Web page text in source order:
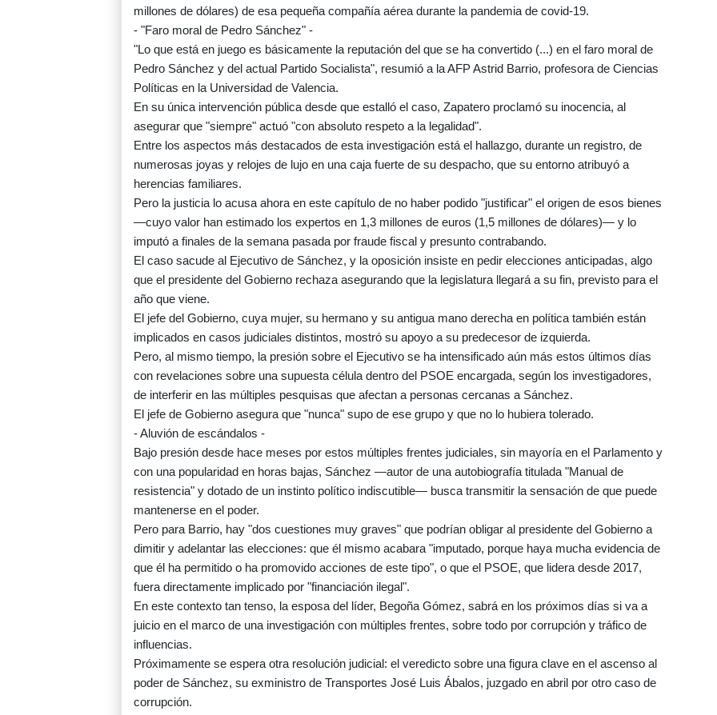
millones de dólares) de esa pequeña compañía aérea durante la pandemia de covid-19.
- "Faro moral de Pedro Sánchez" -
"Lo que está en juego es básicamente la reputación del que se ha convertido (...) en el faro moral de
Pedro Sánchez y del actual Partido Socialista", resumió a la AFP Astrid Barrio, profesora de Ciencias
Políticas en la Universidad de Valencia.
En su única intervención pública desde que estalló el caso, Zapatero proclamó su inocencia, al
asegurar que "siempre" actuó "con absoluto respeto a la legalidad".
Entre los aspectos más destacados de esta investigación está el hallazgo, durante un registro, de
numerosas joyas y relojes de lujo en una caja fuerte de su despacho, que su entorno atribuyó a
herencias familiares.
Pero la justicia lo acusa ahora en este capítulo de no haber podido "justificar" el origen de esos bienes
—cuyo valor han estimado los expertos en 1,3 millones de euros (1,5 millones de dólares)— y lo
imputó a finales de la semana pasada por fraude fiscal y presunto contrabando.
El caso sacude al Ejecutivo de Sánchez, y la oposición insiste en pedir elecciones anticipadas, algo
que el presidente del Gobierno rechaza asegurando que la legislatura llegará a su fin, previsto para el
año que viene.
El jefe del Gobierno, cuya mujer, su hermano y su antigua mano derecha en política también están
implicados en casos judiciales distintos, mostró su apoyo a su predecesor de izquierda.
Pero, al mismo tiempo, la presión sobre el Ejecutivo se ha intensificado aún más estos últimos días
con revelaciones sobre una supuesta célula dentro del PSOE encargada, según los investigadores,
de interferir en las múltiples pesquisas que afectan a personas cercanas a Sánchez.
El jefe de Gobierno asegura que "nunca" supo de ese grupo y que no lo hubiera tolerado.
- Aluvión de escándalos -
Bajo presión desde hace meses por estos múltiples frentes judiciales, sin mayoría en el Parlamento y
con una popularidad en horas bajas, Sánchez —autor de una autobiografía titulada "Manual de
resistencia" y dotado de un instinto político indiscutible— busca transmitir la sensación de que puede
mantenerse en el poder.
Pero para Barrio, hay "dos cuestiones muy graves" que podrían obligar al presidente del Gobierno a
dimitir y adelantar las elecciones: que él mismo acabara "imputado, porque haya mucha evidencia de
que él ha permitido o ha promovido acciones de este tipo", o que el PSOE, que lidera desde 2017,
fuera directamente implicado por "financiación ilegal".
En este contexto tan tenso, la esposa del líder, Begoña Gómez, sabrá en los próximos días si va a
juicio en el marco de una investigación con múltiples frentes, sobre todo por corrupción y tráfico de
influencias.
Próximamente se espera otra resolución judicial: el veredicto sobre una figura clave en el ascenso al
poder de Sánchez, su exministro de Transportes José Luis Ábalos, juzgado en abril por otro caso de
corrupción.